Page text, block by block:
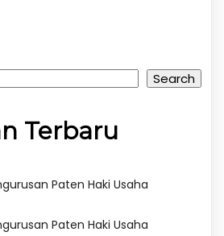
Search
Terbaru
Paten Haki Usaha
Paten Haki Usaha